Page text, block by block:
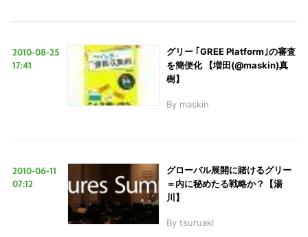
2010-08-25
17:41
グリー ｢GREE Platform｣の審査
を簡便化 【増田(@maskin)真
樹】
By maskin
2010-06-11
07:12
グローバル展開に賭けるグリー
＝内に秘めたる戦略か？【湯
川】
By tsuruaki